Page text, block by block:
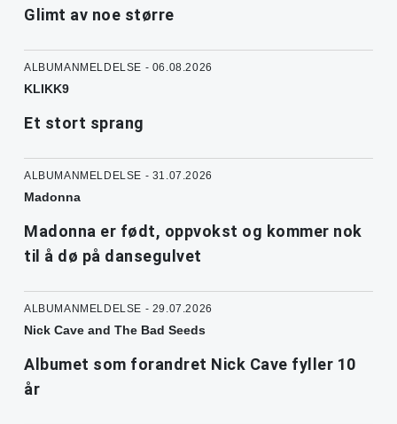
Glimt av noe større
ALBUMANMELDELSE - 06.08.2026
KLIKK9
Et stort sprang
ALBUMANMELDELSE - 31.07.2026
Madonna
Madonna er født, oppvokst og kommer nok
til å dø på dansegulvet
ALBUMANMELDELSE - 29.07.2026
Nick Cave and The Bad Seeds
Albumet som forandret Nick Cave fyller 10
år